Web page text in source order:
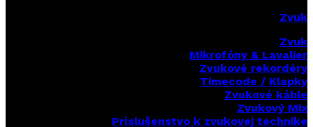
Zvuk
Zvuk
Mikrofóny & Lavalier
Zvukové rekordéry
Timecode / Klapky
Zvukové káble
Zvukový Mix
Príslušenstvo k zvukovej technike